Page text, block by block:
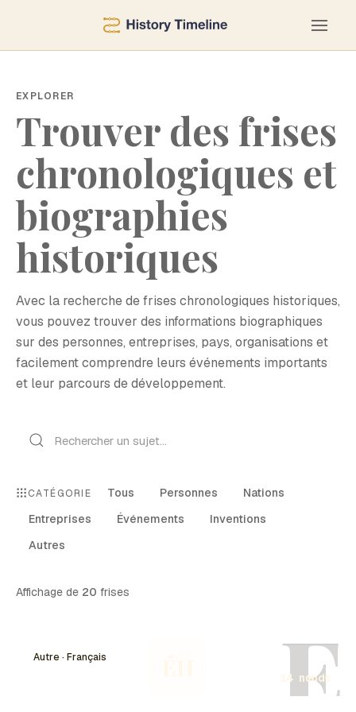
EXPLORER
Trouver des frises
chronologiques et
biographies
historiques
Avec la recherche de frises chronologiques historiques,
vous pouvez trouver des informations biographiques
sur des personnes, entreprises, pays, organisations et
facilement comprendre leurs événements importants
et leur parcours de développement.
CATÉGORIE Tous Personnes
Nations
Entreprises
Événements
Inventions
Autres
Affichage de 20 frises
É
Autre · Français
14 nœuds